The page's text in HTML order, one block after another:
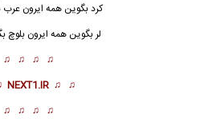
کرد بگوین همه ایرون عرب
لر بگوین همه ایرون بلوچ
♫ ♫ ♫ ♫
♫ ♫
NEXT1.IR
♫ ♫ ♫ ♫